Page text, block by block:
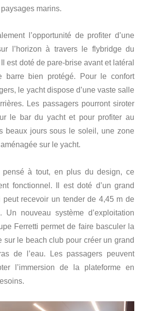
marins.
l’opportunité de profiter d’une
l’horizon à travers le flybridge du
est doté de pare-brise avant et latéral
barre bien protégé. Pour le confort
le yacht dispose d’une vaste salle
Les passagers pourront siroter
le bar du yacht et pour profiter au
beaux jours sous le soleil, une zone
sur le yacht.
pensé à tout, en plus du design, ce
fonctionnel. Il est doté d’un grand
recevoir un tender de 4,45 m de
Un nouveau système d’exploitation
Ferretti permet de faire basculer la
sur le beach club pour créer un grand
de l’eau. Les passagers peuvent
l’immersion de la plateforme en